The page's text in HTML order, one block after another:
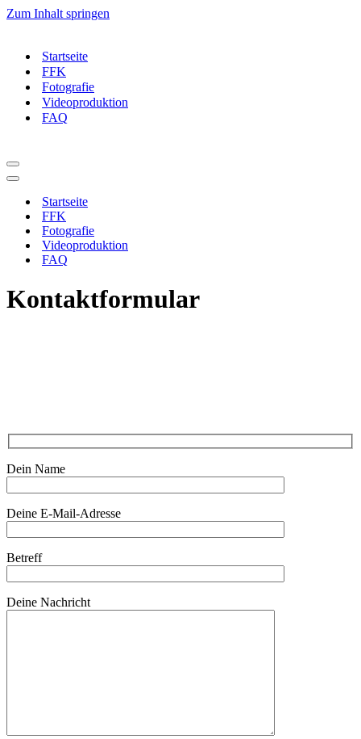
Zum Inhalt springen
Startseite
FFK
Fotografie
Videoproduktion
FAQ
Navigationsmenü
Navigationsmenü
Startseite
FFK
Fotografie
Videoproduktion
FAQ
Kontaktformular
Dein Name
Deine E-Mail-Adresse
Betreff
Deine Nachricht